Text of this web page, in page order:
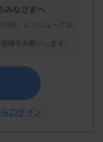
式の改訂作業でも
いる。
検査事業を展開
保健指導、学校健
も提供している。
みなさまへ
ONE」にリニューアル
録をお願いします。
ログイン